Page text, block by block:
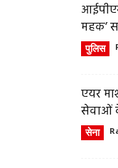
महक’
पुलिस
एयर
सेवाओं
सेना